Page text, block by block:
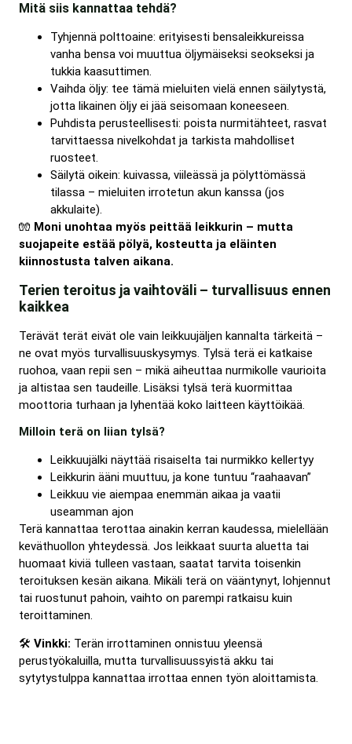
Mitä siis kannattaa tehdä?
Tyhjennä polttoaine: erityisesti bensaleikkureissa
vanha bensa voi muuttua öljymäiseksi seokseksi ja
tukkia kaasuttimen.
Vaihda öljy: tee tämä mieluiten vielä ennen säilytystä,
jotta likainen öljy ei jää seisomaan koneeseen.
Puhdista perusteellisesti: poista nurmitähteet, rasvat
tarvittaessa nivelkohdat ja tarkista mahdolliset
ruosteet.
Säilytä oikein: kuivassa, viileässä ja pölyttömässä
tilassa – mieluiten irrotetun akun kanssa (jos
akkulaite).
🧤 Moni unohtaa myös peittää leikkurin – mutta
suojapeite estää pölyä, kosteutta ja eläinten
kiinnostusta talven aikana.
Terien teroitus ja vaihtoväli – turvallisuus ennen
kaikkea
Terävät terät eivät ole vain leikkuujäljen kannalta tärkeitä –
ne ovat myös turvallisuuskysymys. Tylsä terä ei katkaise
ruohoa, vaan repii sen – mikä aiheuttaa nurmikolle vaurioita
ja altistaa sen taudeille. Lisäksi tylsä terä kuormittaa
moottoria turhaan ja lyhentää koko laitteen käyttöikää.
Milloin terä on liian tylsä?
Leikkuujälki näyttää risaiselta tai nurmikko kellertyy
Leikkurin ääni muuttuu, ja kone tuntuu “raahaavan”
Leikkuu vie aiempaa enemmän aikaa ja vaatii
useamman ajon
Terä kannattaa terottaa ainakin kerran kaudessa, mielellään
keväthuollon yhteydessä. Jos leikkaat suurta aluetta tai
huomaat kiviä tulleen vastaan, saatat tarvita toisenkin
teroituksen kesän aikana. Mikäli terä on vääntynyt, lohjennut
tai ruostunut pahoin, vaihto on parempi ratkaisu kuin
teroittaminen.
🛠️ Vinkki: Terän irrottaminen onnistuu yleensä
perustyökaluilla, mutta turvallisuussyistä akku tai
sytytystulppa kannattaa irrottaa ennen työn aloittamista.